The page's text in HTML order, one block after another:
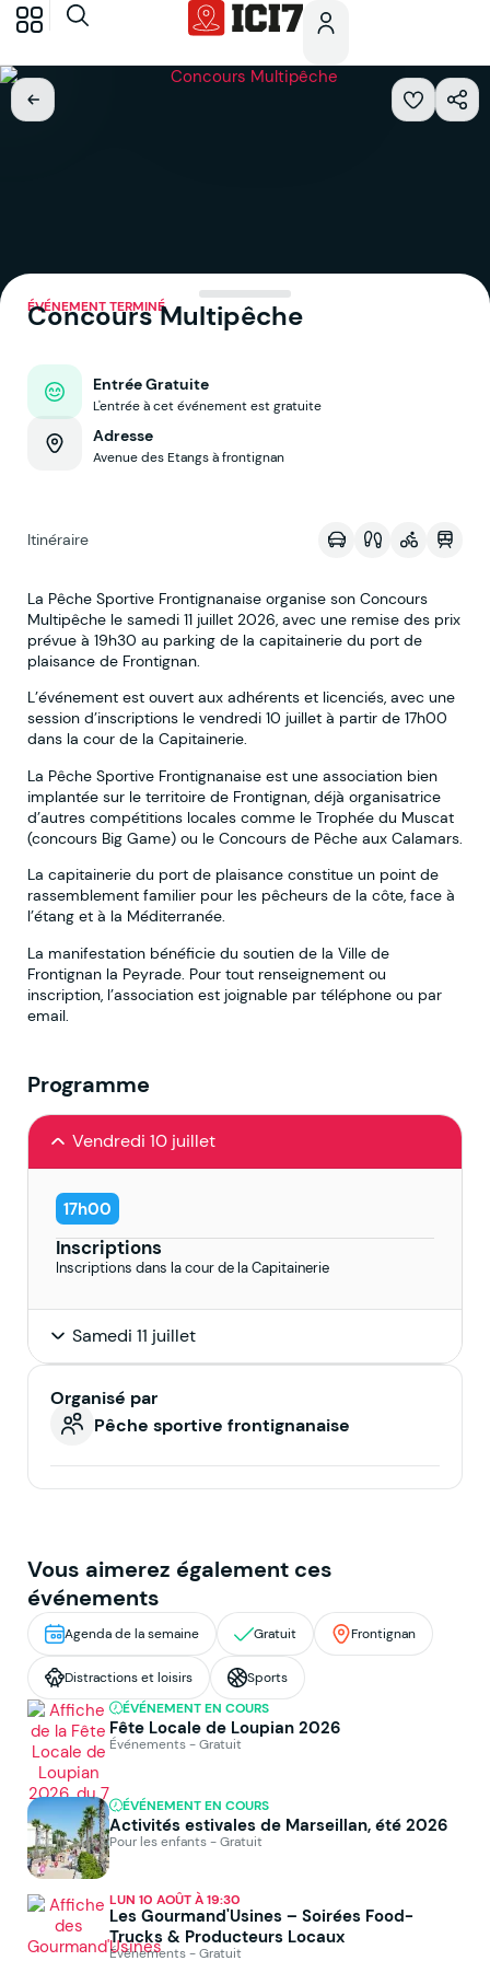
ÉVÉNEMENT TERMINÉ
Concours Multipêche
Entrée Gratuite
L'entrée à cet événement est gratuite
Adresse
Avenue des Etangs à frontignan
Itinéraire
La Pêche Sportive Frontignanaise organise son Concours
Multipêche le samedi 11 juillet 2026, avec une remise des prix
prévue à 19h30 au parking de la capitainerie du port de
plaisance de Frontignan.
L’événement est ouvert aux adhérents et licenciés, avec une
session d’inscriptions le vendredi 10 juillet à partir de 17h00
dans la cour de la Capitainerie.
La Pêche Sportive Frontignanaise est une association bien
implantée sur le territoire de Frontignan, déjà organisatrice
d’autres compétitions locales comme le Trophée du Muscat
(concours Big Game) ou le Concours de Pêche aux Calamars.
La capitainerie du port de plaisance constitue un point de
rassemblement familier pour les pêcheurs de la côte, face à
l’étang et à la Méditerranée.
La manifestation bénéficie du soutien de la Ville de
Frontignan la Peyrade. Pour tout renseignement ou
inscription, l’association est joignable par téléphone ou par
email.
Programme
Vendredi 10 juillet
17h00
Inscriptions
Inscriptions dans la cour de la Capitainerie
Samedi 11 juillet
Organisé par
Pêche sportive frontignanaise
Vous aimerez également ces
événements
Agenda de la semaine Gratuit Frontignan
Distractions et loisirs Sports
ÉVÉNEMENT EN COURS
Fête Locale de Loupian 2026
Événements - Gratuit
ÉVÉNEMENT EN COURS
Activités estivales de Marseillan, été 2026
Pour les enfants - Gratuit
LUN 10 AOÛT À 19:30
Les Gourmand'Usines – Soirées Food-
Trucks & Producteurs Locaux
Événements - Gratuit